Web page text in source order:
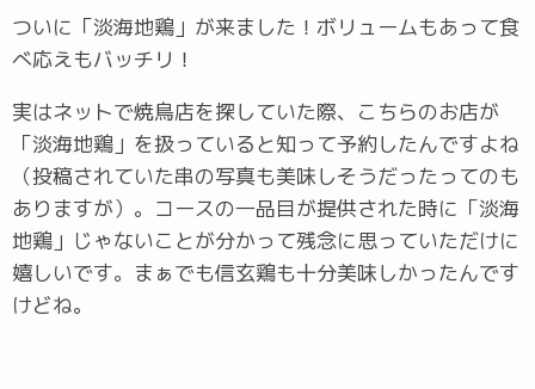
ついに「淡海地鶏」が来ました！ボリュームもあって食
べ応えもバッチリ！
実はネットで焼鳥店を探していた際、こちらのお店が
「淡海地鶏」を扱っていると知って予約したんですよね
（投稿されていた串の写真も美味しそうだったってのも
ありますが）。コースの一品目が提供された時に「淡海
地鶏」じゃないことが分かって残念に思っていただけに
嬉しいです。まぁでも信玄鶏も十分美味しかったんです
けどね。